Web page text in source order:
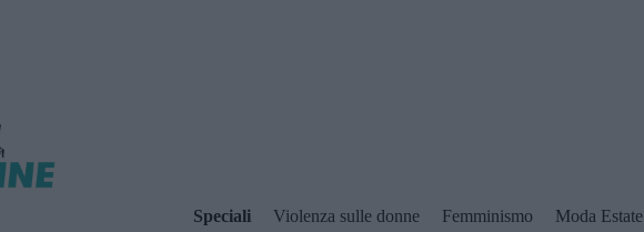
Speciali Violenza sulle donne Femminismo Moda Estate